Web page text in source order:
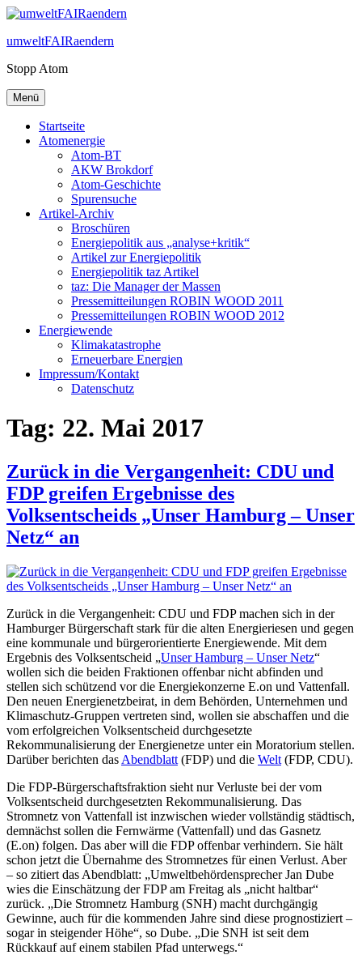
Zum
springen
umweltFAIRaendern
Stopp Atom
Menü
Startseite
Atomenergie
Atom-BT
AKW Brokdorf
Atom-Geschichte
Spurensuche
Artikel-Archiv
Broschüren
Energiepolitik aus „analyse+kritik“
Artikel zur Energiepolitik
Energiepolitik taz Artikel
taz: Die Manager der Massen
Pressemitteilungen ROBIN WOOD 2011
Pressemitteilungen ROBIN WOOD 2012
Energiewende
Klimakatastrophe
Erneuerbare Energien
Impressum/Kontakt
Datenschutz
Tag: 22. Mai 2017
Zurück in die Vergangenheit: CDU und
FDP greifen Ergebnisse des
Volksentscheids „Unser Hamburg – Unser
Netz“ an
Zurück in die Vergangenheit: CDU und FDP machen sich in der
Hamburger Bürgerschaft stark für die alten Energieriesen und gegen
eine kommunale und bürgerorientierte Energiewende. Mit dem
Ergebnis des Volksentscheid „Unser Hamburg – Unser Netz“
wollen sich die beiden Fraktionen offenbar nicht abfinden und
stellen sich schützend vor die Energiekonzerne E.on und Vattenfall.
Den neuen Energienetzbeirat, in dem Behörden, Unternehmen und
Klimaschutz-Gruppen vertreten sind, wollen sie abschaffen und die
vom erfolgreichen Volksentscheid durchgesetzte
Rekommunalisierung der Energienetze unter ein Moratorium stellen.
Darüber berichten das Abendblatt (FDP) und die Welt (FDP, CDU).
Die FDP-Bürgerschaftsfraktion sieht nur Verluste bei der vom
Volksentscheid durchgesetzten Rekommunalisierung. Das
Stromnetz von Vattenfall ist inzwischen wieder vollständig städtisch,
demnächst sollen die Fernwärme (Vattenfall) und das Gasnetz
(E.on) folgen. Das aber will die FDP offenbar verhindern. Sie hält
schon jetzt die Übernahme des Stromnetzes für einen Verlust. Aber
– so zitiert das Abendblatt: „Umweltbehördensprecher Jan Dube
wies die Einschätzung der FDP am Freitag als „nicht haltbar“
zurück. „Die Stromnetz Hamburg (SNH) macht durchgängig
Gewinne, auch für die kommenden Jahre sind diese prognostiziert –
sogar in steigender Höhe“, so Dube. „Die SNH ist seit dem
Rückkauf auf einem stabilen Pfad unterwegs.“